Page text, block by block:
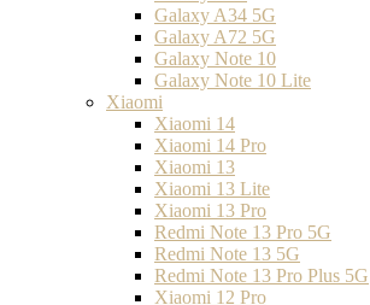
Galaxy A34 5G
Galaxy A72 5G
Galaxy Note 10
Galaxy Note 10 Lite
Xiaomi
Xiaomi 14
Xiaomi 14 Pro
Xiaomi 13
Xiaomi 13 Lite
Xiaomi 13 Pro
Redmi Note 13 Pro 5G
Redmi Note 13 5G
Redmi Note 13 Pro Plus 5G
Xiaomi 12 Pro